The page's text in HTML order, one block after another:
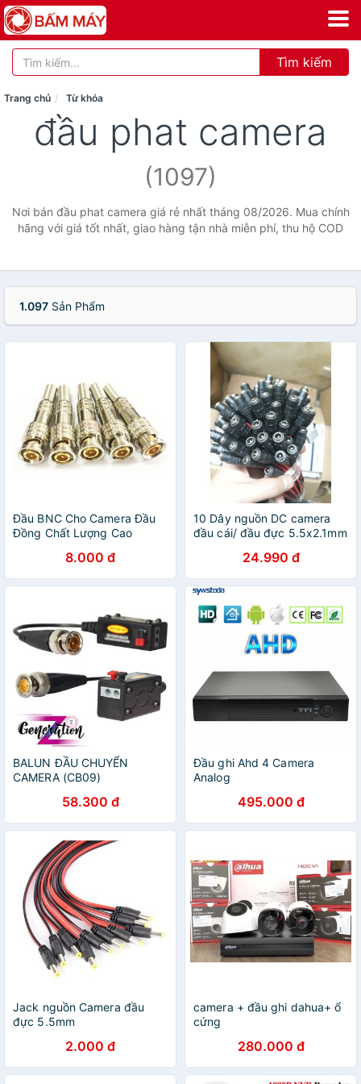
Tìm kiếm
Trang chủ Từ khóa
đầu phat camera
(1097)
Nơi bán đầu phat camera giá rẻ nhất tháng 08/2026. Mua chính
hãng với giá tốt nhất, giao hàng tận nhà miễn phí, thu hộ COD
1.097 Sản Phẩm
Đầu BNC Cho Camera Đầu
Đồng Chất Lượng Cao
8.000 đ
10 Dây nguồn DC camera
đầu cái/ đầu đực 5.5x2.1mm
24.990 đ
BALUN ĐẦU CHUYỂN
CAMERA (CB09)
58.300 đ
Đầu ghi Ahd 4 Camera
Analog
495.000 đ
Jack nguồn Camera đầu
đực 5.5mm
2.000 đ
camera + đầu ghi dahua+ ổ
cứng
280.000 đ